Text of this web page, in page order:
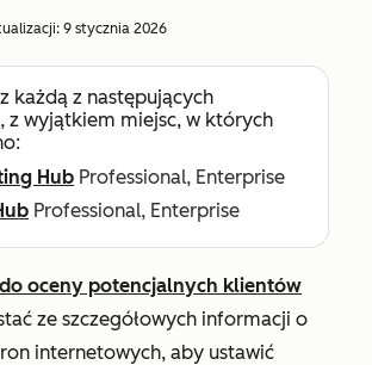
9 stycznia 2026
każdą z następujących
, z wyjątkiem miejsc, w których
Hub Professional, Enterprise
Professional, Enterprise
oceny potencjalnych klientów
ze szczegółowych informacji o
internetowych, aby ustawić